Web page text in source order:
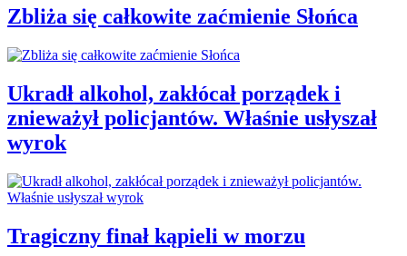
Zbliża się całkowite zaćmienie Słońca
Ukradł alkohol, zakłócał porządek i
znieważył policjantów. Właśnie usłyszał
wyrok
Tragiczny finał kąpieli w morzu